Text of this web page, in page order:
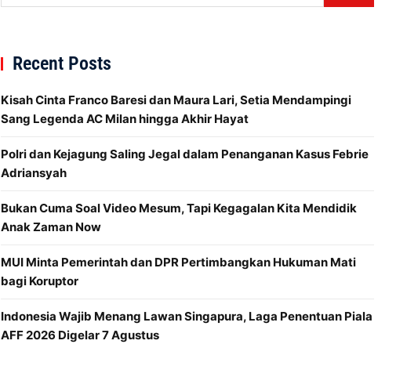
Recent Posts
Kisah Cinta Franco Baresi dan Maura Lari, Setia Mendampingi
Sang Legenda AC Milan hingga Akhir Hayat
Polri dan Kejagung Saling Jegal dalam Penanganan Kasus Febrie
Adriansyah
Bukan Cuma Soal Video Mesum, Tapi Kegagalan Kita Mendidik
Anak Zaman Now
MUI Minta Pemerintah dan DPR Pertimbangkan Hukuman Mati
bagi Koruptor
Indonesia Wajib Menang Lawan Singapura, Laga Penentuan Piala
AFF 2026 Digelar 7 Agustus